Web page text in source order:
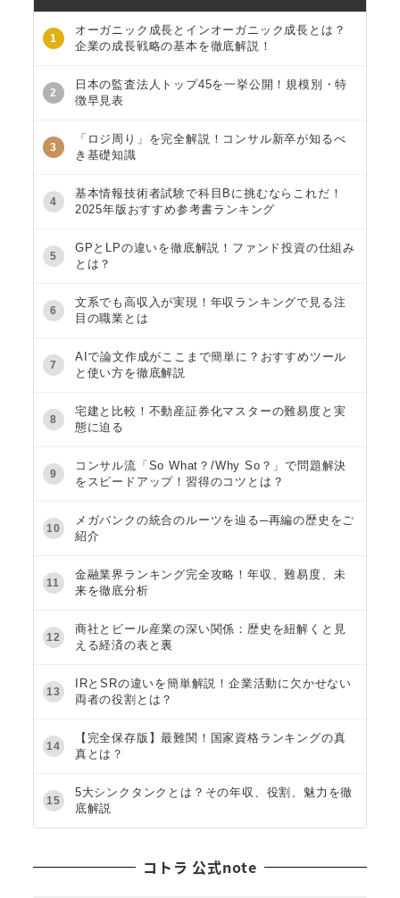
1
オーガニック成長とインオーガニック成長とは？
企業の成長戦略の基本を徹底解説！
2
日本の監査法人トップ45を一挙公開！規模別・特
徴早見表
3
「ロジ周り」を完全解説！コンサル新卒が知るべ
き基礎知識
4
基本情報技術者試験で科目Bに挑むならこれだ！
2025年版おすすめ参考書ランキング
5
GPとLPの違いを徹底解説！ファンド投資の仕組み
とは？
6
文系でも高収入が実現！年収ランキングで見る注
目の職業とは
7
AIで論文作成がここまで簡単に？おすすめツール
と使い方を徹底解説
8
宅建と比較！不動産証券化マスターの難易度と実
態に迫る
9
コンサル流「So What？/Why So？」で問題解決
をスピードアップ！習得のコツとは？
10
メガバンクの統合のルーツを辿る─再編の歴史をご
紹介
11
金融業界ランキング完全攻略！年収、難易度、未
来を徹底分析
12
商社とビール産業の深い関係：歴史を紐解くと見
える経済の表と裏
13
IRとSRの違いを簡単解説！企業活動に欠かせない
両者の役割とは？
14
【完全保存版】最難関！国家資格ランキングの真
真とは？
15
5大シンクタンクとは？その年収、役割、魅力を徹
底解説
コトラ 公式note